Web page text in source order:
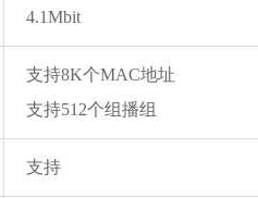
4.1Mbit
支持8K个MAC地址
支持512个组播组
支持